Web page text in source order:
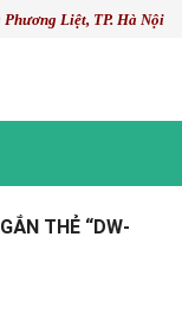
Liệt, TP. Hà Nội
THẺ “DW-